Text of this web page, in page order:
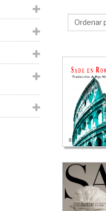
de
1814)